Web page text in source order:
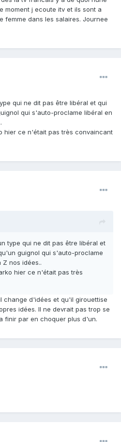
moment j ecoute itv et ils sont a
femme dans les salaires. Journee
qui ne dit pas être libéral et qui
qui s'auto-proclame libéral en
hier ce n'était pas très convaincant
type qui ne dit pas être libéral et
guignol qui s'auto-proclame
nos idées..
hier ce n'était pas très
change d'idées et qu'il girouettise
idées. Il ne devrait pas trop se
finir par en choquer plus d'un.